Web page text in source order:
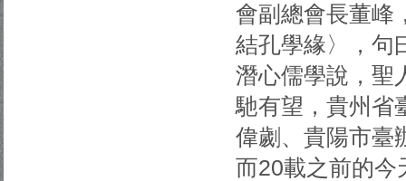
會副總會長董峰
結孔學緣〉，句
潛心儒學說，聖
馳有望，貴州省
偉劌、貴陽市臺
而20載之前的今